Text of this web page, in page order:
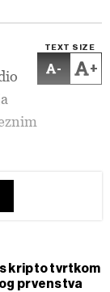
TEXT SIZE
- +
kripto tvrtkom
prvenstva